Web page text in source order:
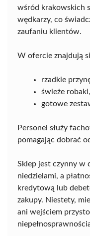
wśród krakowskich
wędkarzy, co
zaufaniu klientów.
W ofercie znajdują
rzadkie
świeże robaki,
gotowe
Personel służy
pomagając dobrać
Sklep jest czynny w
niedzielami, a
kredytową lub
zakupy. Niestety,
ani wejściem